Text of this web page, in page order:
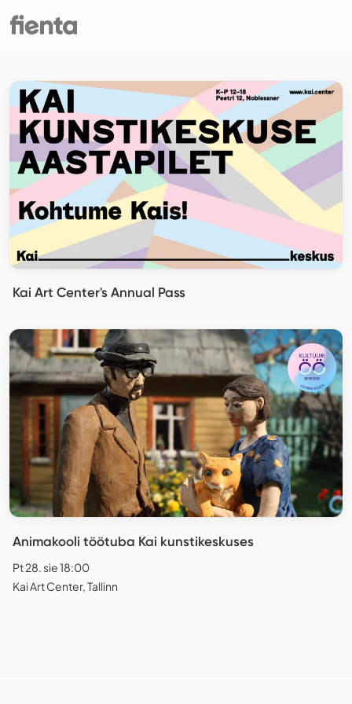
Kai Art Center's Annual Pass
Animakooli töötuba Kai kunstikeskuses
Pt 28. sie 18:00
Kai Art Center, Tallinn